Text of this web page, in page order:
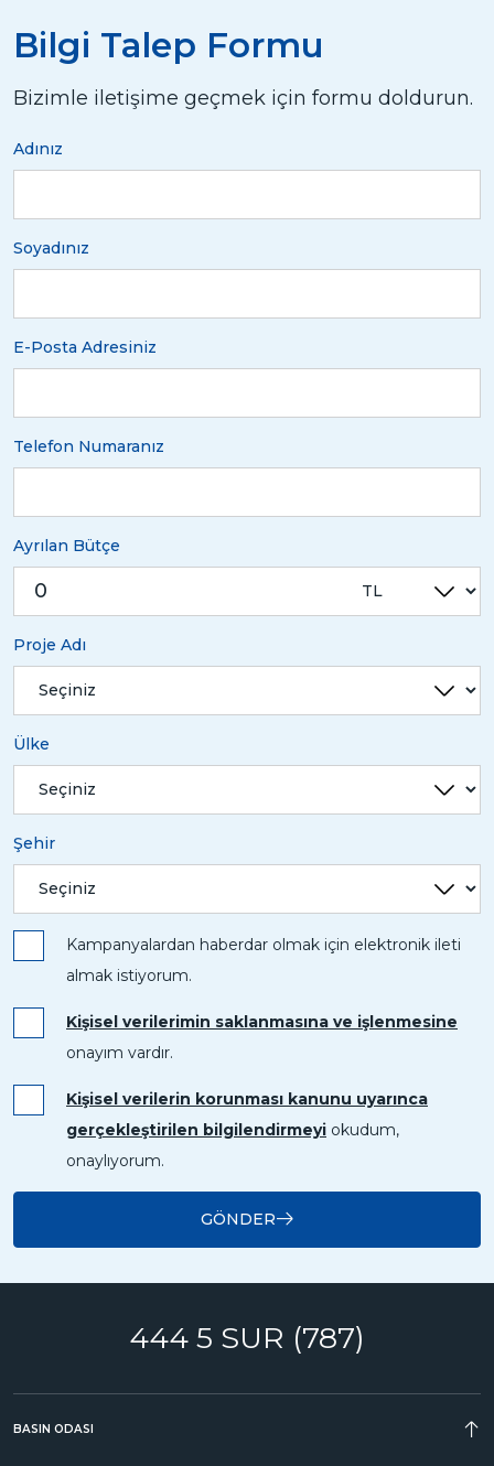
Bilgi Talep Formu
Bizimle iletişime geçmek için formu doldurun.
Adınız
Soyadınız
E-Posta Adresiniz
Telefon Numaranız
Ayrılan Bütçe
Proje Adı
Ülke
Şehir
Kampanyalardan haberdar olmak için elektronik ileti
almak istiyorum.
Kişisel verilerimin saklanmasına ve işlenmesine
onayım vardır.
Kişisel verilerin korunması kanunu uyarınca
gerçekleştirilen bilgilendirmeyi okudum,
onaylıyorum.
GÖNDER
444 5 SUR (787)
BASIN ODASI